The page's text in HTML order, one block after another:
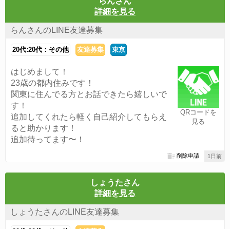
詳細を見る
らんさんのLINE友達募集
20代:20代：その他 友達募集 東京
QRコードを
見る
はじめまして！
23歳の都内住みです！
関東に住んでる方とお話できたら嬉しいで
す！
追加してくれたら軽く自己紹介してもらえ
ると助かります！
追加待ってます〜！
1日前
削除申請
しょうたさん
詳細を見る
しょうたさんのLINE友達募集